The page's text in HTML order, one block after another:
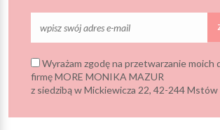
Wyrażam zgodę na przetwarzanie moich
firmę MORE MONIKA MAZUR
z siedzibą w Mickiewicza 22, 42-244 Mstów